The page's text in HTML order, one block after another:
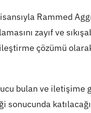
Rammed
zayıf ve
çözümü
bulan ve iletişime